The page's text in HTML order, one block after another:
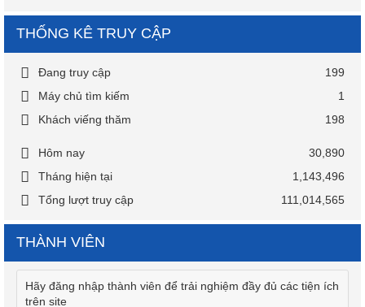
THỐNG KÊ TRUY CẬP
Đang truy cập
199
Máy chủ tìm kiếm
1
Khách viếng thăm
198
Hôm nay
30,890
Tháng hiện tại
1,143,496
Tổng lượt truy cập
111,014,565
THÀNH VIÊN
Hãy đăng nhập thành viên để trải nghiệm đầy đủ các tiện ích
trên site